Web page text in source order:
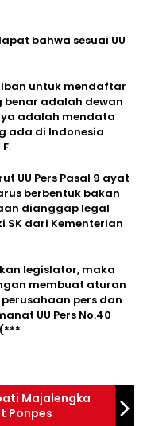
bahwa sesuai UU
untuk mendaftar
adalah dewan
adalah mendata
ada di Indonesia
UU Pers Pasal 9 ayat
berbentuk bakan
dianggap legal
SK dari Kementerian
legislator, maka
membuat aturan
pers dan
UU Pers No.40
Majalengka
Ponpes